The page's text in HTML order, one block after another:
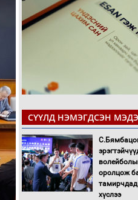
СҮҮЛД НЭМЭГДСЭН
оролцож
хүслээ